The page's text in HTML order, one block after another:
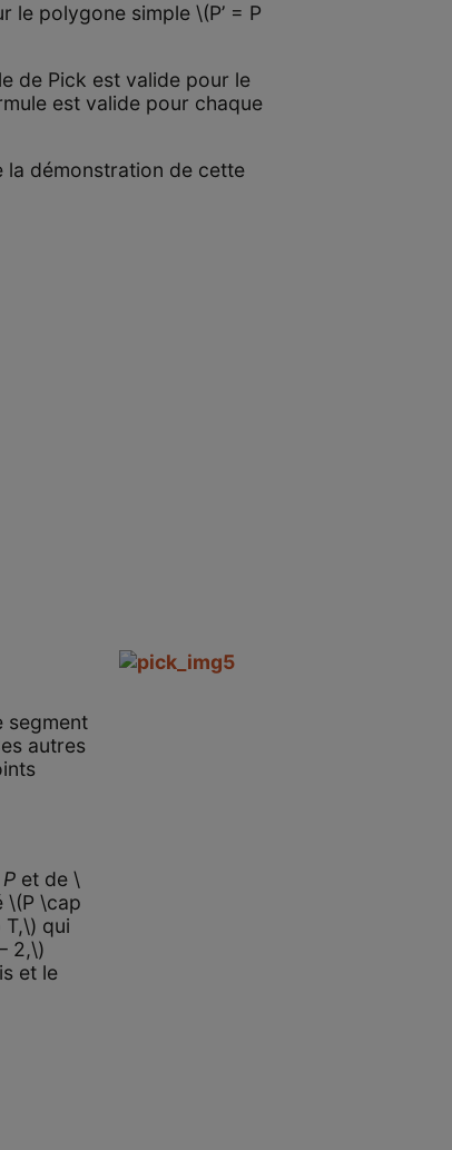
le polygone simple \(P’ = P
de Pick est valide pour le
est valide pour chaque
la démonstration de cette
segment
autres
P et de \
\(P \cap
qui
2,\)
et le